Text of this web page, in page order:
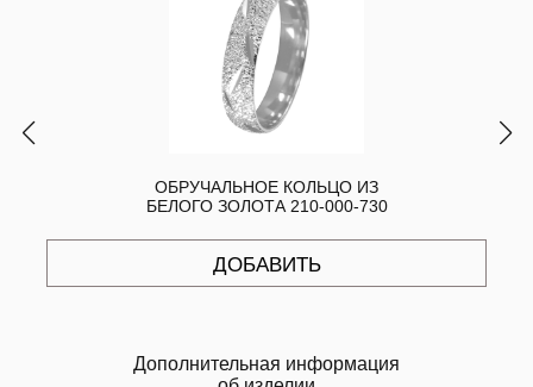
ОБРУЧАЛЬНОЕ КОЛЬЦО ИЗ
БЕЛОГО ЗОЛОТА 210-000-730
ДОБАВИТЬ
Дополнительная информация